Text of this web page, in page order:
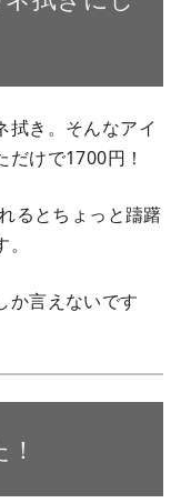
拭き。そんなアイ
けで1700円！
るとちょっと躊躇
か言えないです